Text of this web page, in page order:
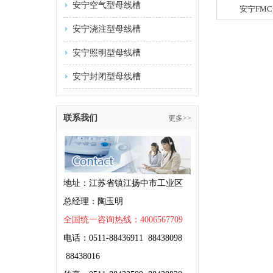
安宁空气型母线槽
安宁浇注型母线槽
安宁照明型母线槽
安宁封闭型母线槽
联系我们 更多>>
地址：江苏省镇江扬中市工业区
总经理：陶玉明
全国统一咨询热线：4006567709
电话：0511-88436911 88438098
88438016
安宁